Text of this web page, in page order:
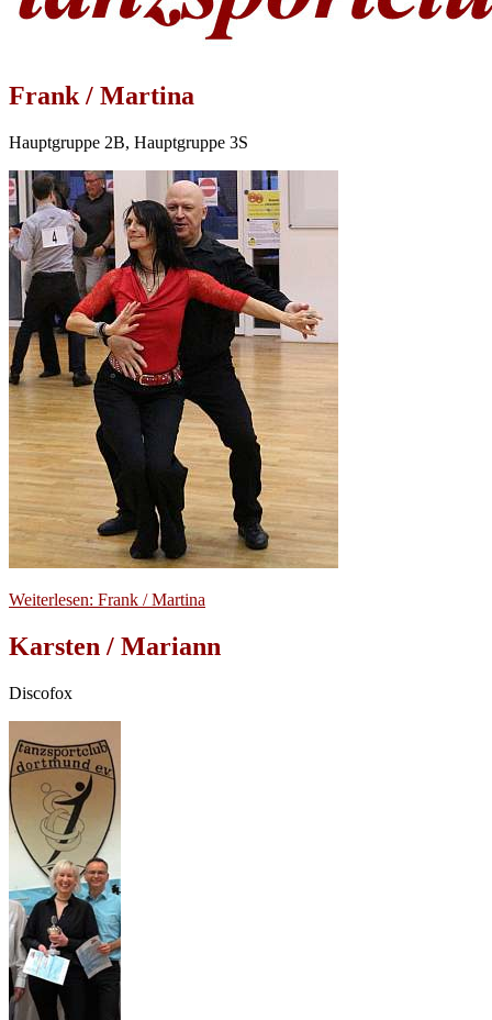
Frank / Martina
Hauptgruppe 2B, Hauptgruppe 3S
Weiterlesen: Frank / Martina
Karsten / Mariann
Discofox